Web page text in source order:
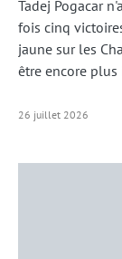
Tadej Pogacar
fois cinq
jaune sur les
être encore
26 juillet 2026